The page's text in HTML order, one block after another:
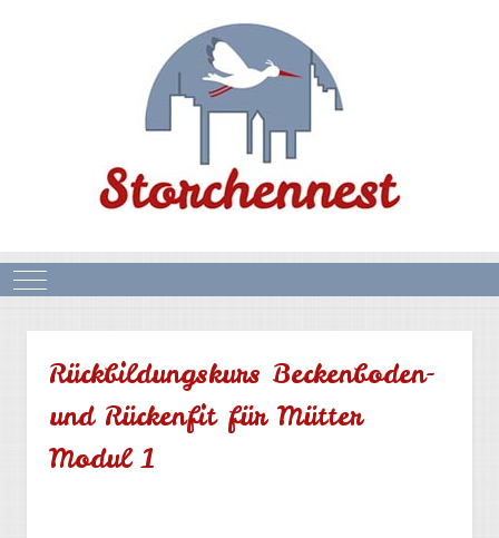
Mobile Menu Toggle
Rückbildungskurs Beckenboden-
und Rückenfit für Mütter
Modul 1